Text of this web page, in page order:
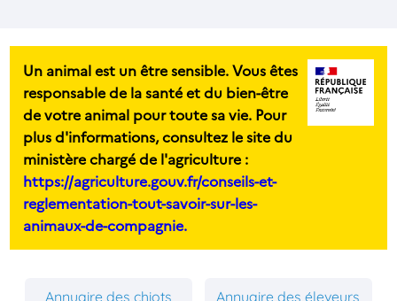
Un animal est un être sensible. Vous êtes
responsable de la santé et du bien-être
de votre animal pour toute sa vie. Pour
plus d'informations, consultez le site du
ministère chargé de l'agriculture :
https://agriculture.gouv.fr/conseils-et-
reglementation-tout-savoir-sur-les-
animaux-de-compagnie.
Annuaire des chiots Annuaire des éleveurs